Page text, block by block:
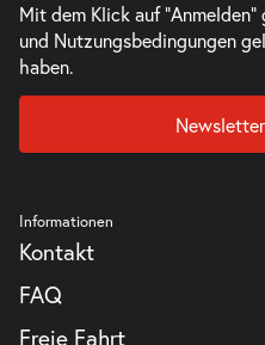
Mit dem Klick auf "Anmelden"
und Nutzungsbedingungen
haben.
Informationen
Kontakt
FAQ
Freie Fahrt